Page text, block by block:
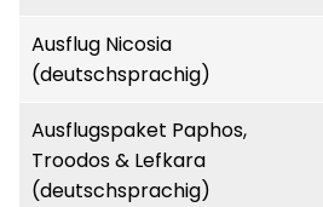
Ausflug Nicosia
(deutschsprachig)
Ausflugspaket Paphos,
Troodos & Lefkara
(deutschsprachig)